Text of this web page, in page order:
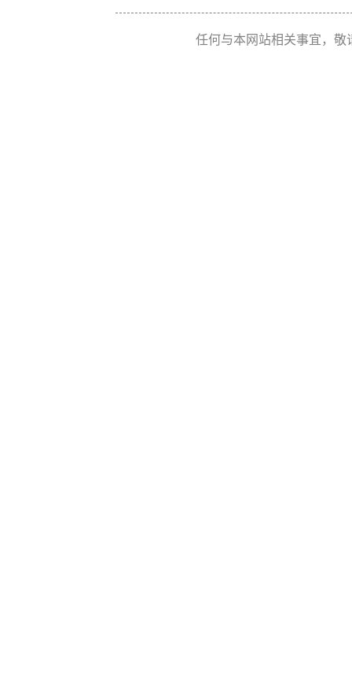
任何与本网站相关事宜，敬